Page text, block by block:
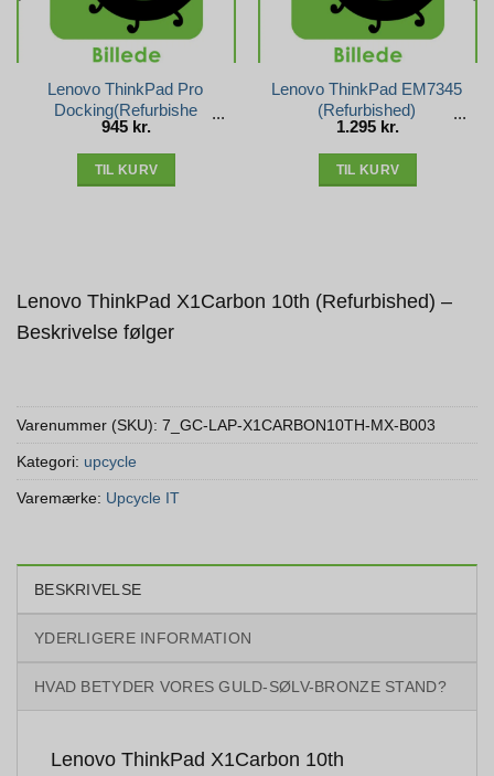
Lenovo ThinkPad Pro
Docking(Refurbishe
945 kr.
TIL KURV
Lenovo ThinkPad EM7345
(Refurbished)
1.295 kr.
TIL KURV
Lenovo ThinkPad X1Carbon 10th (Refurbished) –
Beskrivelse følger
Varenummer (SKU): 7_GC-LAP-X1CARBON10TH-MX-B003
Kategori: upcycle
Varemærke: Upcycle IT
BESKRIVELSE
YDERLIGERE INFORMATION
HVAD BETYDER VORES GULD-SØLV-BRONZE STAND?
Lenovo ThinkPad X1Carbon 10th